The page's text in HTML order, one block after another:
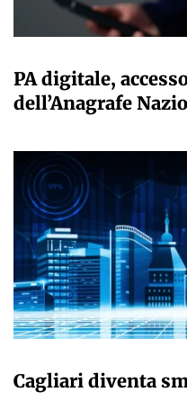
PA digitale,
dell’Anagrafe
Cagliari diventa